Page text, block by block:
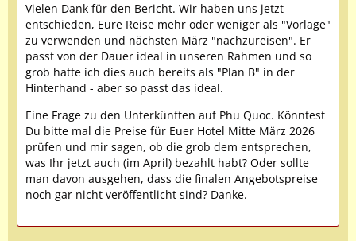
Vielen Dank für den Bericht. Wir haben uns jetzt
entschieden, Eure Reise mehr oder weniger als "Vorlage"
zu verwenden und nächsten März "nachzureisen". Er
passt von der Dauer ideal in unseren Rahmen und so
grob hatte ich dies auch bereits als "Plan B" in der
Hinterhand - aber so passt das ideal.
Eine Frage zu den Unterkünften auf Phu Quoc. Könntest
Du bitte mal die Preise für Euer Hotel Mitte März 2026
prüfen und mir sagen, ob die grob dem entsprechen,
was Ihr jetzt auch (im April) bezahlt habt? Oder sollte
man davon ausgehen, dass die finalen Angebotspreise
noch gar nicht veröffentlicht sind? Danke.